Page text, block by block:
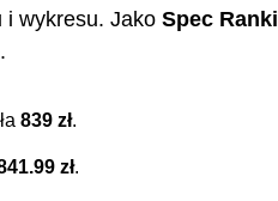
i wykresu. Jako Spec
839 zł.
zł.